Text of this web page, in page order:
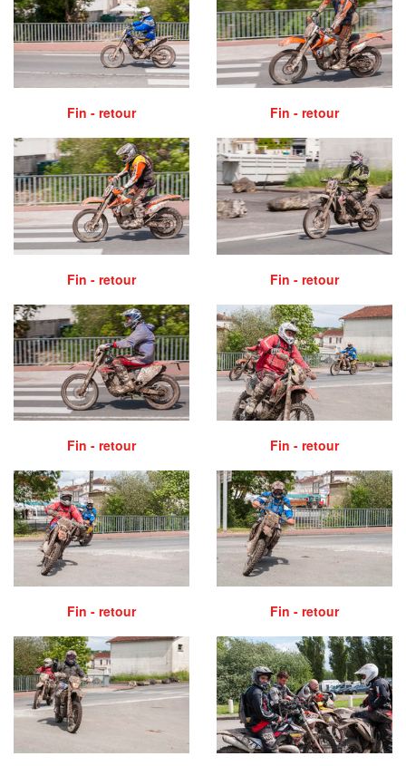
Fin - retour Fin - retour
Fin - retour Fin - retour
Fin - retour Fin - retour
Fin - retour Fin - retour